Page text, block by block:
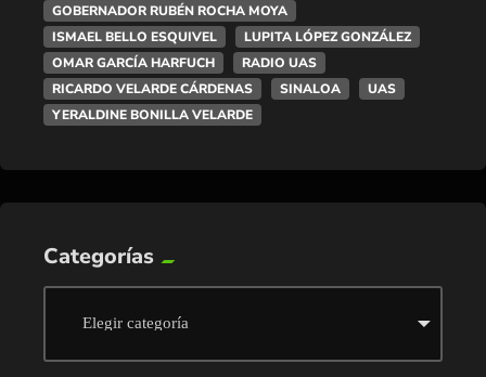
GOBERNADOR RUBÉN ROCHA MOYA
ISMAEL BELLO ESQUIVEL
LUPITA LÓPEZ GONZÁLEZ
OMAR GARCÍA HARFUCH
RADIO UAS
RICARDO VELARDE CÁRDENAS
SINALOA
UAS
YERALDINE BONILLA VELARDE
Categorías